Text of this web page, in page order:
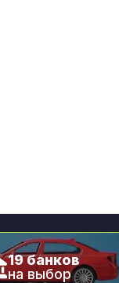
19 банков
на выбор